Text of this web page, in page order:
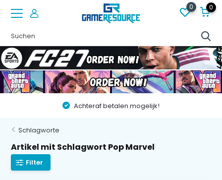
0 0
Vóór 22:00 besteld op werkdagen, volgende dag in huis!
Schlagworte
Artikel mit Schlagwort Pop Marvel
Filter